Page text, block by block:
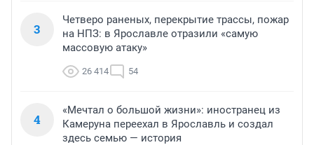
3
Четверо раненых, перекрытие трассы, пожар
на НПЗ: в Ярославле отразили «самую
массовую атаку»
26 414 54
4
«Мечтал о большой жизни»: иностранец из
Камеруна переехал в Ярославль и создал
здесь семью — история